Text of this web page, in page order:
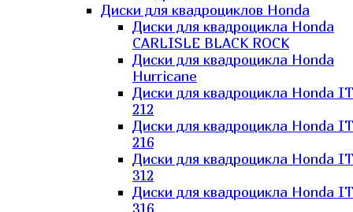
Диски для квадроциклов Honda
Диски для квадроцикла Honda
CARLISLE BLACK ROCK
Диски для квадроцикла Honda
Hurricane
Диски для квадроцикла Honda
212
Диски для квадроцикла Honda
216
Диски для квадроцикла Honda
312
Диски для квадроцикла Honda
316